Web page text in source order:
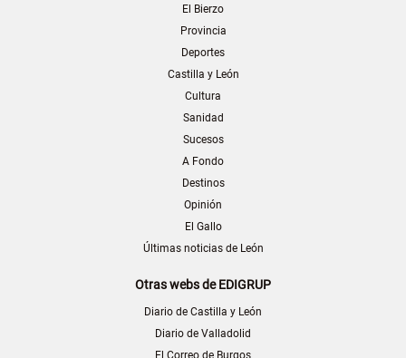
El Bierzo
Provincia
Deportes
Castilla y León
Cultura
Sanidad
Sucesos
A Fondo
Destinos
Opinión
El Gallo
Últimas noticias de León
Otras webs de EDIGRUP
Diario de Castilla y León
Diario de Valladolid
El Correo de Burgos